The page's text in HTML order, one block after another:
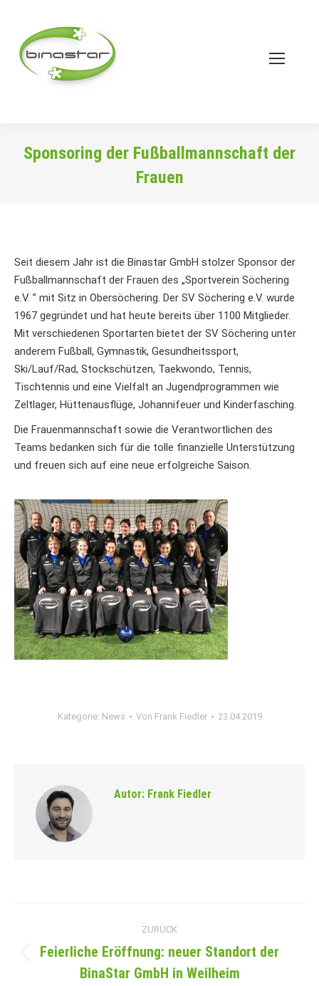
Sponsoring der Fußballmannschaft der
Frauen
Seit diesem Jahr ist die Binastar GmbH stolzer Sponsor der
Fußballmannschaft der Frauen des „Sportverein Söchering
e.V. ” mit Sitz in Obersöchering. Der SV Söchering e.V. wurde
1967 gegründet und hat heute bereits über 1100 Mitglieder.
Mit verschiedenen Sportarten bietet der SV Söchering unter
anderem Fußball, Gymnastik, Gesundheitssport,
Ski/Lauf/Rad, Stockschützen, Taekwondo, Tennis,
Tischtennis und eine Vielfalt an Jugendprogrammen wie
Zeltlager, Hüttenausflüge, Johannifeuer und Kinderfasching.
Die Frauenmannschaft sowie die Verantwortlichen des
Teams bedanken sich für die tolle finanzielle Unterstützung
und freuen sich auf eine neue erfolgreiche Saison.
Kategorie: News Von Frank Fiedler 23.04.2019
Autor: Frank Fiedler
Kommentarnavigation
ZURÜCK
Vorheriger
Beitrag:
Feierliche Eröffnung: neuer Standort der
BinaStar GmbH in Weilheim